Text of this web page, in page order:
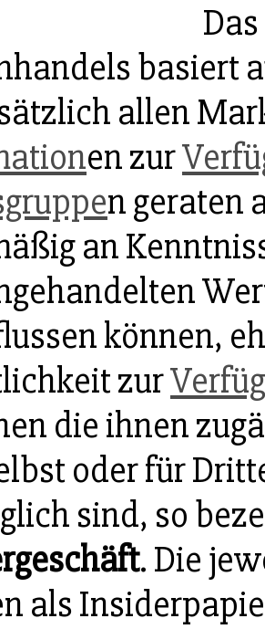
basiert
allen
en zur
n geraten
an
können,
zur
die ihnen
oder für
sind, so
. Die
als